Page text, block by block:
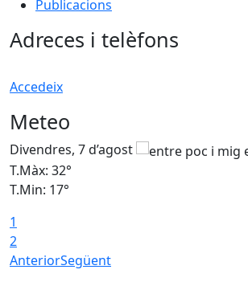
Publicacions
Adreces i telèfons
Accedeix
Meteo
Divendres, 7 d’agost
T.Màx: 32°
T.Min: 17°
1
2
AnteriorSegüent